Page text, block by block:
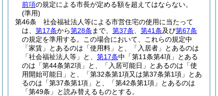
前項の規定による市長が定める額を超えてはならない。
(準用)
第46条
社会福祉法人等による市営住宅の使用に当たって
は、 第17条から第28条 まで、 第37条 第41条及び第67条
の規定を準用する。
この場合において、これらの規定中
「家賃」とあるのは「使用料」と、「入居者」とあるのは
「社会福祉法人等」と、 第17条中「第11条第4項」とある
のは「第44条第2項」と、「入居可能日」とあるのは「使
用開始可能日」と、「第32条第1項又は第37条第1項」とあ
るのは「第37条第1項」と、「第42条第1項」とあるのは
「第49条」と読み替えるものとする。